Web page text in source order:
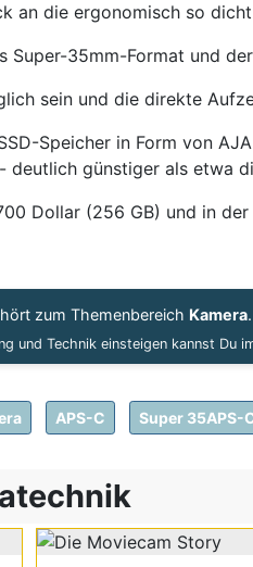
an die ergonomisch so
Super-35mm-Format und
sein und die direkte
Speicher in Form von
deutlich günstiger als etwa
Dollar (256 GB) und in
zum Themenbereich Kamera.
und Technik einsteigen kannst Du
APS-C Super 35APS-